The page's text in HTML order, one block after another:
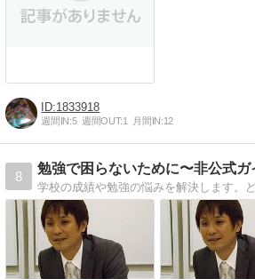
1833918
週間IN:5 週間OUT:1 月間IN:12
8
勉強で困らないために〜非公式ガ